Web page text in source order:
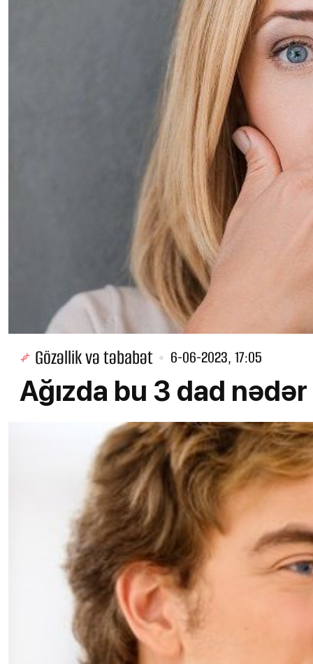
Gözəllik və təbabət 6-06-2023, 17:05
Ağızda bu 3 dad